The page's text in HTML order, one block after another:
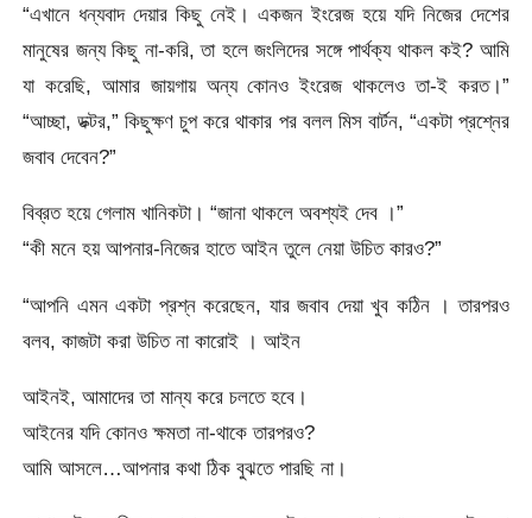
“এখানে ধন্যবাদ দেয়ার কিছু নেই। একজন ইংরেজ হয়ে যদি নিজের দেশের
মানুষের জন্য কিছু না-করি, তা হলে জংলিদের সঙ্গে পার্থক্য থাকল কই? আমি
যা করেছি, আমার জায়গায় অন্য কোনও ইংরেজ থাকলেও তা-ই করত।”
“আচ্ছা, ডক্টর,” কিছুক্ষণ চুপ করে থাকার পর বলল মিস বার্টন, “একটা প্রশ্নের
জবাব দেবেন?”
বিব্রত হয়ে গেলাম খানিকটা। “জানা থাকলে অবশ্যই দেব ।”
“কী মনে হয় আপনার-নিজের হাতে আইন তুলে নেয়া উচিত কারও?”
“আপনি এমন একটা প্রশ্ন করেছেন, যার জবাব দেয়া খুব কঠিন । তারপরও
বলব, কাজটা করা উচিত না কারোই । আইন
আইনই, আমাদের তা মান্য করে চলতে হবে।
আইনের যদি কোনও ক্ষমতা না-থাকে তারপরও?
আমি আসলে…আপনার কথা ঠিক বুঝতে পারছি না।